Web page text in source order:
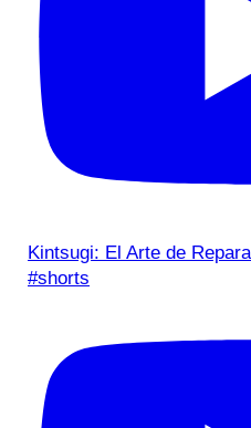
Kintsugi: El Arte de
#shorts